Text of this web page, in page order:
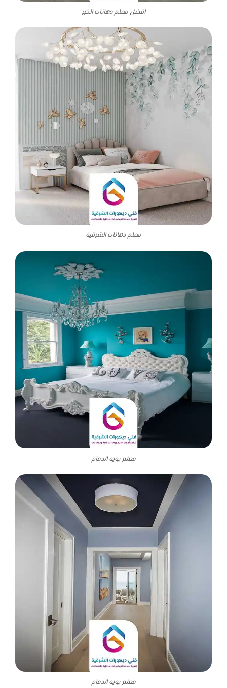
افضل معلم دهانات الخبر
معلم دهانات الشرقية
معلم بويه الدمام
معلم بويه الدمام